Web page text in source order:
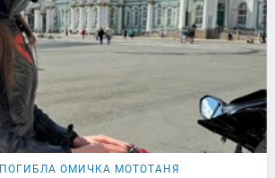
ПОГИБЛА ОМИЧКА МОТОТАНЯ